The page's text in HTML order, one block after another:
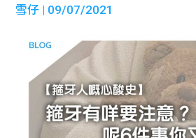
貸款
計算
Blog
大專
常見
問題
雪仔 | 09/07/2021